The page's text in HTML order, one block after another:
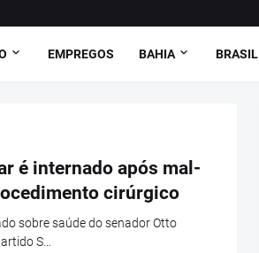
EMPREGOS BAHIA BRASIL
é internado após mal-
cirúrgico
sobre saúde do senador Otto
S…